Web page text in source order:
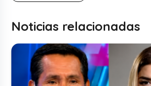
Noticias relacionadas